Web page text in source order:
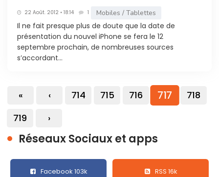
22 Août. 2012 • 18:14 1 Mobiles / Tablettes
Il ne fait presque plus de doute que la date de
présentation du nouvel iPhone se fera le 12
septembre prochain, de nombreuses sources
s’accordant...
« ‹ 714 715 716 717
718
719
›
Réseaux Sociaux et apps
Facebook 103k RSS 16k